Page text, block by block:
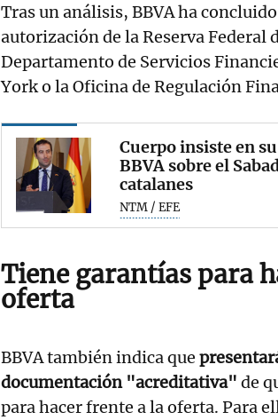
Tras un análisis, BBVA ha
autorización de la Reserva Federal
Departamento de Servicios
York o la Oficina de Regulación
Cuerpo insiste en
BBVA sobre el
catalanes
NTM / EFE
Tiene garantías para
oferta
BBVA también indica que
documentación "acreditativa" de
para hacer frente a la oferta. Para